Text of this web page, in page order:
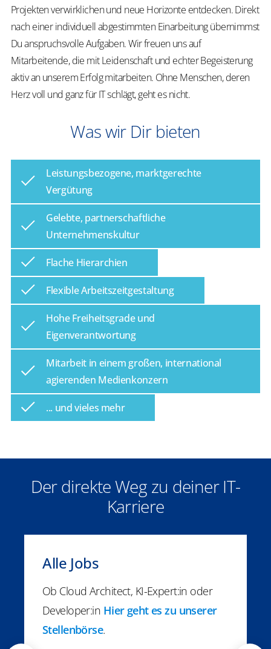
Projekten verwirklichen und neue Horizonte entdecken. Direkt
nach einer individuell abgestimmten Einarbeitung übernimmst
Du anspruchsvolle Aufgaben. Wir freuen uns auf
Mitarbeitende, die mit Leidenschaft und echter Begeisterung
aktiv an unserem Erfolg mitarbeiten. Ohne Menschen, deren
Herz voll und ganz für IT schlägt, geht es nicht.
Was wir Dir bieten
Leistungsbezogene, marktgerechte
Vergütung
Gelebte, partnerschaftliche
Unternehmenskultur
Flache Hierarchien
Flexible Arbeitszeitgestaltung
Hohe Freiheitsgrade und
Eigenverantwortung
Mitarbeit in einem großen, international
agierenden Medienkonzern
... und vieles mehr
Der direkte Weg zu deiner IT-
Karriere
Alle Jobs
Ob Cloud Architect, KI-Expert:in oder
Developer:in Hier geht es zu unserer
Stellenbörse.